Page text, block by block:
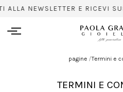
ALLA NEWSLETTER E RICEVI
pagine /Termini e
TERMINI E